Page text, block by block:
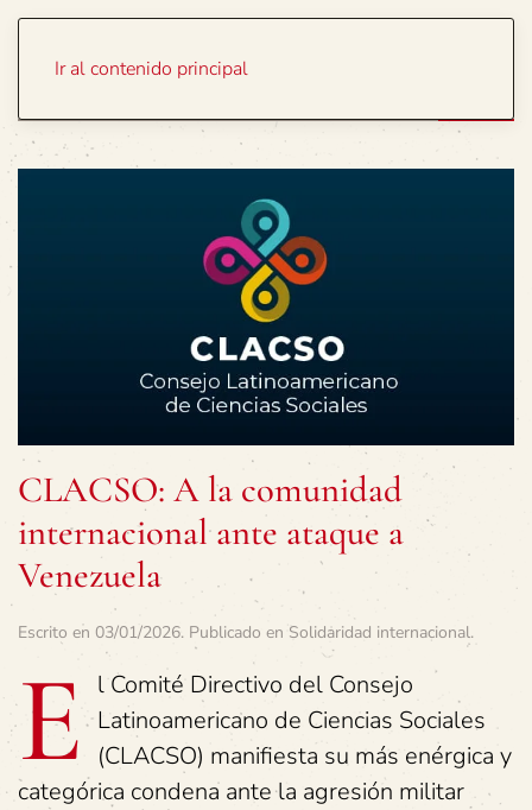
Ir al contenido principal
CLACSO: A la comunidad
internacional ante ataque a
Venezuela
Escrito en 03/01/2026. Publicado en Solidaridad internacional.
E
l Comité Directivo del Consejo
Latinoamericano de Ciencias Sociales
(CLACSO) manifiesta su más enérgica y
categórica condena ante la agresión militar